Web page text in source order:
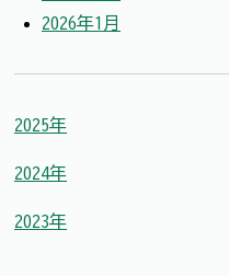
2026年1月
2025年
2024年
2023年